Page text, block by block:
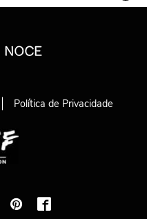
Política de Privacidade